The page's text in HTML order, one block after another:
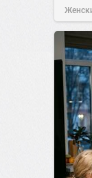
сайт.